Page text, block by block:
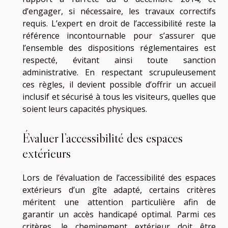
d’engager, si nécessaire, les travaux correctifs
requis. L’expert en droit de l’accessibilité reste la
référence incontournable pour s’assurer que
l’ensemble des dispositions réglementaires est
respecté, évitant ainsi toute sanction
administrative. En respectant scrupuleusement
ces règles, il devient possible d’offrir un accueil
inclusif et sécurisé à tous les visiteurs, quelles que
soient leurs capacités physiques.
Évaluer l’accessibilité des espaces
extérieurs
Lors de l’évaluation de l’accessibilité des espaces
extérieurs d’un gîte adapté, certains critères
méritent une attention particulière afin de
garantir un accès handicapé optimal. Parmi ces